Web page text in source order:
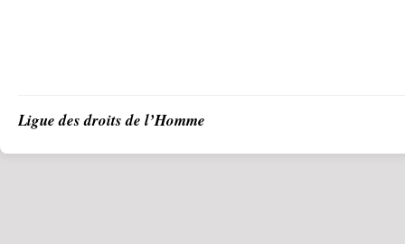
Ligue des droits de l’Homme